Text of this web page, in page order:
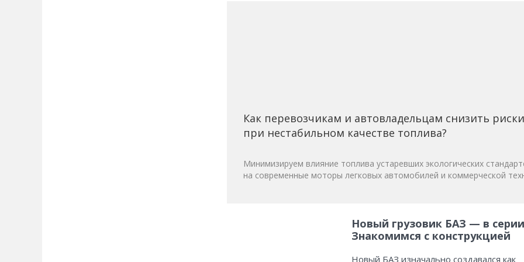
Как перевозчикам и автовладельцам снизить риски
при нестабильном качестве топлива?
Минимизируем влияние топлива устаревших экологических
на современные моторы легковых автомобилей и коммерческой
Новый грузовик БАЗ — в
Знакомимся с конструкцией
Новый БАЗ изначально создавался как